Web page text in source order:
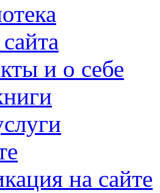
и о себе
на сайте